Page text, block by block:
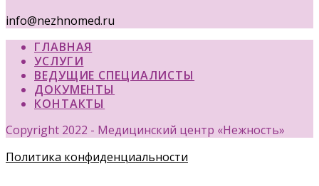
info@nezhnomed.ru
ГЛАВНАЯ
УСЛУГИ
ВЕДУЩИЕ СПЕЦИАЛИСТЫ
ДОКУМЕНТЫ
КОНТАКТЫ
Copyright 2022 - Медицинский центр «Нежность»
Политика конфиденциальности